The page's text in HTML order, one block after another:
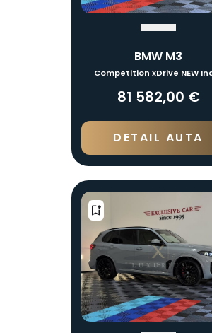
BMW M3
Competition xDrive NEW
81 582,00 €
DETAIL AUTA